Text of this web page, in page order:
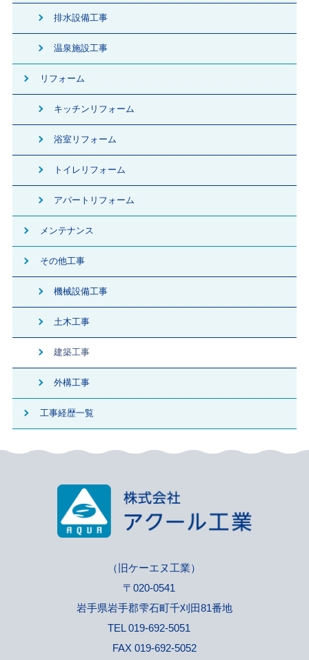
排水設備工事
温泉施設工事
リフォーム
キッチンリフォーム
浴室リフォーム
トイレリフォーム
アパートリフォーム
メンテナンス
その他工事
機械設備工事
土木工事
建築工事
外構工事
工事経歴一覧
（旧ケーエヌ工業）
〒020-0541
岩手県岩手郡雫石町千刈田81番地
TEL 019-692-5051
FAX 019-692-5052